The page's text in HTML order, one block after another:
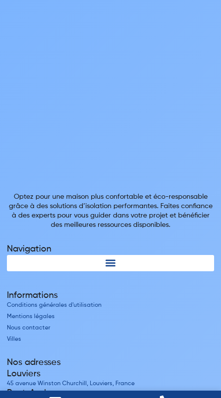
Optez pour une maison plus confortable et éco-responsable
grâce à des solutions d’isolation performantes. Faites confiance
à des experts pour vous guider dans votre projet et bénéficier
des meilleures ressources disponibles.
Navigation
Informations
Conditions générales d'utilisation
Mentions légales
Nous contacter
Villes
Nos adresses
Louviers
45 avenue Winston Churchill, Louviers, France
Pont-Audemer